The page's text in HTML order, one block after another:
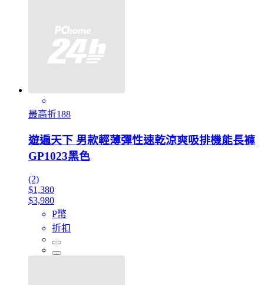
最高折188
遊遍天下 男款輕薄彈性速乾涼爽吸排機能長褲
GP1023黑色
(2)
$1,380
$3,980
P幣
折扣